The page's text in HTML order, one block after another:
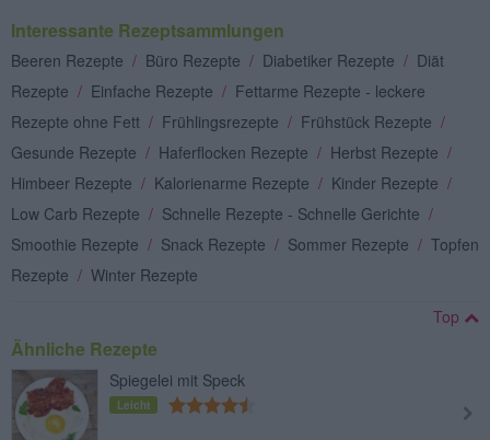
Interessante Rezeptsammlungen
Beeren Rezepte / Büro Rezepte / Diabetiker Rezepte / Diät
Rezepte / Einfache Rezepte / Fettarme Rezepte - leckere
Rezepte ohne Fett / Frühlingsrezepte / Frühstück Rezepte /
Gesunde Rezepte / Haferflocken Rezepte / Herbst Rezepte /
Himbeer Rezepte / Kalorienarme Rezepte / Kinder Rezepte /
Low Carb Rezepte / Schnelle Rezepte - Schnelle Gerichte /
Smoothie Rezepte / Snack Rezepte / Sommer Rezepte / Topfen
Rezepte / Winter Rezepte
Top
Ähnliche Rezepte
Spiegelei mit Speck
Leicht